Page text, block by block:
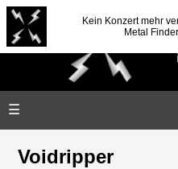
Kein Konzert mehr
Metal
☰
Voidripper